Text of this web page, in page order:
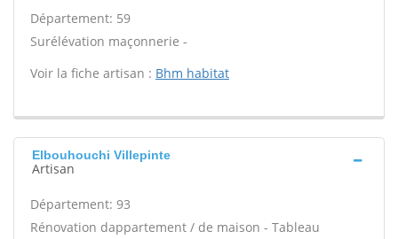
Département: 59
Surélévation maçonnerie -
Voir la fiche artisan : Bhm habitat
Elbouhouchi Villepinte
Artisan
Département: 93
Rénovation dappartement / de maison - Tableau